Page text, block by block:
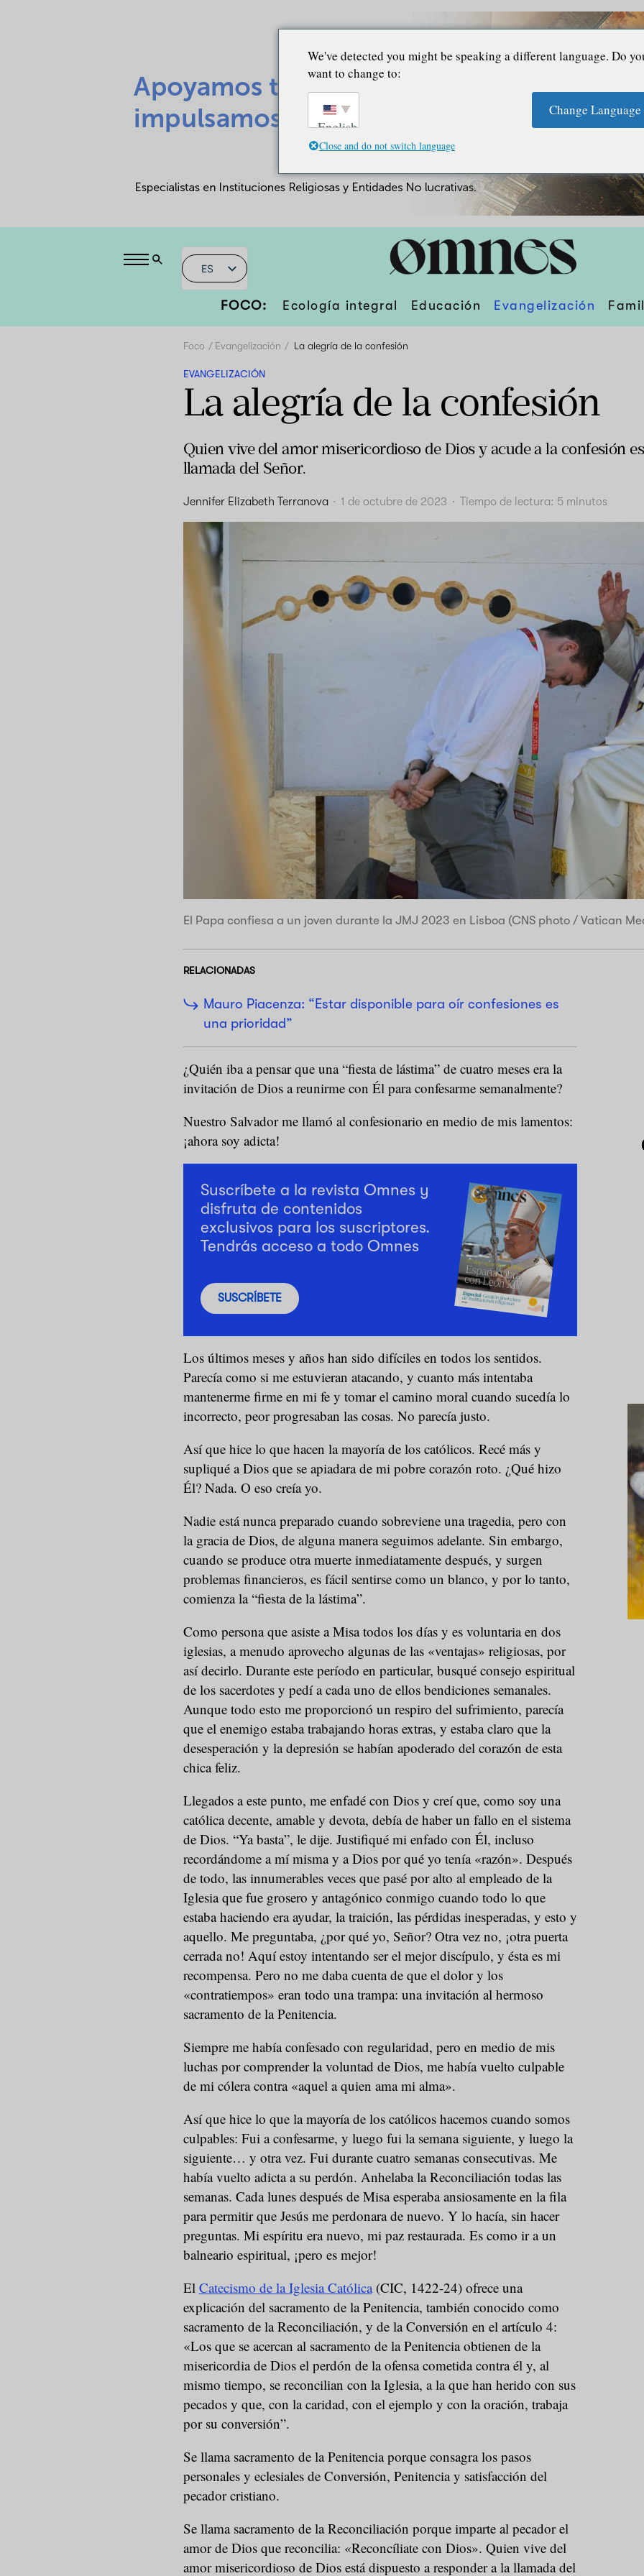
ES
FOCO: Ecología integral Educación Evangelización
Foco Evangelización La alegría de la confesión
EVANGELIZACIÓN
La alegría de la confesión
Quien vive del amor misericordioso de Dios y acude a la confesión
llamada del Señor.
Jennifer Elizabeth Terranova · 1 de octubre de 2023 · Tiempo de lectura: 5 minutos
El Papa confiesa a un joven durante la JMJ 2023 en Lisboa (CNS photo / Vatican
RELACIONADAS
Mauro Piacenza: “Estar disponible para oír confesiones es
una prioridad”
¿Quién iba a pensar que una “fiesta de lástima” de cuatro meses era la
invitación de Dios a reunirme con Él para confesarme semanalmente?
Nuestro Salvador me llamó al confesionario en medio de mis lamentos:
¡ahora soy adicta!
Suscríbete a la revista Omnes y
disfruta de contenidos
exclusivos para los suscriptores.
Tendrás acceso a todo Omnes
SUSCRÍBETE
Los últimos meses y años han sido difíciles en todos los sentidos.
Parecía como si me estuvieran atacando, y cuanto más intentaba
mantenerme firme en mi fe y tomar el camino moral cuando sucedía lo
incorrecto, peor progresaban las cosas. No parecía justo.
Así que hice lo que hacen la mayoría de los católicos. Recé más y
supliqué a Dios que se apiadara de mi pobre corazón roto. ¿Qué hizo
Él? Nada. O eso creía yo.
Nadie está nunca preparado cuando sobreviene una tragedia, pero con
la gracia de Dios, de alguna manera seguimos adelante. Sin embargo,
cuando se produce otra muerte inmediatamente después, y surgen
problemas financieros, es fácil sentirse como un blanco, y por lo tanto,
comienza la “fiesta de la lástima”.
Como persona que asiste a Misa todos los días y es voluntaria en dos
iglesias, a menudo aprovecho algunas de las «ventajas» religiosas, por
así decirlo. Durante este período en particular, busqué consejo espiritual
de los sacerdotes y pedí a cada uno de ellos bendiciones semanales.
Aunque todo esto me proporcionó un respiro del sufrimiento, parecía
que el enemigo estaba trabajando horas extras, y estaba claro que la
desesperación y la depresión se habían apoderado del corazón de esta
chica feliz.
Llegados a este punto, me enfadé con Dios y creí que, como soy una
católica decente, amable y devota, debía de haber un fallo en el sistema
de Dios. “Ya basta”, le dije. Justifiqué mi enfado con Él, incluso
recordándome a mí misma y a Dios por qué yo tenía «razón». Después
de todo, las innumerables veces que pasé por alto al empleado de la
Iglesia que fue grosero y antagónico conmigo cuando todo lo que
estaba haciendo era ayudar, la traición, las pérdidas inesperadas, y esto y
aquello. Me preguntaba, ¿por qué yo, Señor? Otra vez no, ¡otra puerta
cerrada no! Aquí estoy intentando ser el mejor discípulo, y ésta es mi
recompensa. Pero no me daba cuenta de que el dolor y los
«contratiempos» eran todo una trampa: una invitación al hermoso
sacramento de la Penitencia.
Siempre me había confesado con regularidad, pero en medio de mis
luchas por comprender la voluntad de Dios, me había vuelto culpable
de mi cólera contra «aquel a quien ama mi alma».
Así que hice lo que la mayoría de los católicos hacemos cuando somos
culpables: Fui a confesarme, y luego fui la semana siguiente, y luego la
siguiente… y otra vez. Fui durante cuatro semanas consecutivas. Me
había vuelto adicta a su perdón. Anhelaba la Reconciliación todas las
semanas. Cada lunes después de Misa esperaba ansiosamente en la fila
para permitir que Jesús me perdonara de nuevo. Y lo hacía, sin hacer
preguntas. Mi espíritu era nuevo, mi paz restaurada. Es como ir a un
balneario espiritual, ¡pero es mejor!
El Catecismo de la Iglesia Católica(CIC, 1422-24) ofrece una
explicación del sacramento de la Penitencia, también conocido como
sacramento de la Reconciliación, y de la Conversión en el artículo 4:
«Los que se acercan al sacramento de la Penitencia obtienen de la
misericordia de Dios el perdón de la ofensa cometida contra él y, al
mismo tiempo, se reconcilian con la Iglesia, a la que han herido con sus
pecados y que, con la caridad, con el ejemplo y con la oración, trabaja
por su conversión”.
Se llama sacramento de la Penitencia porque consagra los pasos
personales y eclesiales de Conversión, Penitencia y satisfacción del
pecador cristiano.
Se llama sacramento de la Reconciliación porque imparte al pecador el
amor de Dios que reconcilia: «Reconcíliate con Dios». Quien vive del
amor misericordioso de Dios está dispuesto a responder a la llamada del
We've detected you might be speaking a different language. Do
want to change to:
English
Change Language
Close and do not switch language